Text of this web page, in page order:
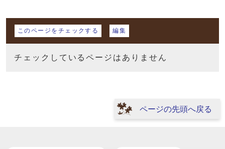
マイページ
このページをチェックする 編集
チェックしているページはありません
ページの先頭へ戻る